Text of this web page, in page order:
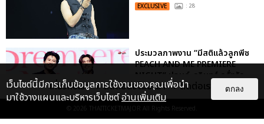
EXCLUSIVE : 28
ประมวลภาพงาน “มีสติแล้วลูกพีช
PEACH AND ME PREMIERE
NIGHT” ปอนด์-ภูวินทร์ คลั่งรัก
หวา...
EXCLUSIVE : 16
เกี่ยวกับเรา ติดต่อลงโฆษณา ติดต่อเรา
© 2026 THAITICKETMAJOR All Rights Reserved.
เว็บไซต์นี้มีการเก็บข้อมูลการใช้งานของคุณเพื่อนำ
มาใช้วางแผนและบริหารเว็บไซต์อ่านเพิ่มเติม
ตกลง